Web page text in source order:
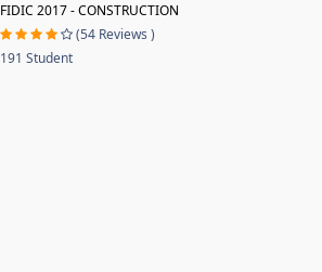
FIDIC 2017 - CONSTRUCTION
(54 Reviews )
191 Student